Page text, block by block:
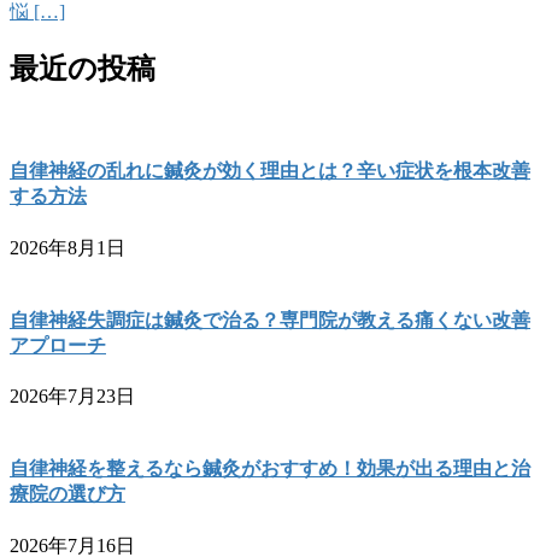
悩 […]
最近の投稿
自律神経の乱れに鍼灸が効く理由とは？辛い症状を根本改善
する方法
2026年8月1日
自律神経失調症は鍼灸で治る？専門院が教える痛くない改善
アプローチ
2026年7月23日
自律神経を整えるなら鍼灸がおすすめ！効果が出る理由と治
療院の選び方
2026年7月16日